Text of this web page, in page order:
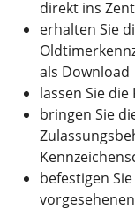
direkt ins
erhalten Sie
als Download
lassen Sie
bringen Sie
befestigen